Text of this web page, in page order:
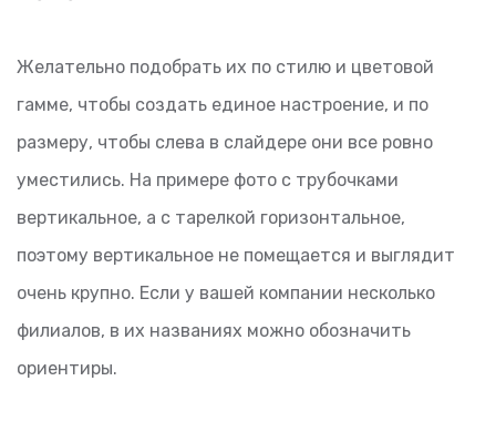
Желательно подобрать их по стилю и цветовой
гамме, чтобы создать единое настроение, и по
размеру, чтобы слева в слайдере они все ровно
уместились. На примере фото с трубочками
вертикальное, а с тарелкой горизонтальное,
поэтому вертикальное не помещается и выглядит
очень крупно. Если у вашей компании несколько
филиалов, в их названиях можно обозначить
ориентиры.